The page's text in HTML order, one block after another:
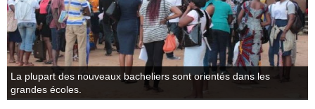
La plupart des nouveaux bacheliers sont orientés dans les
grandes écoles.